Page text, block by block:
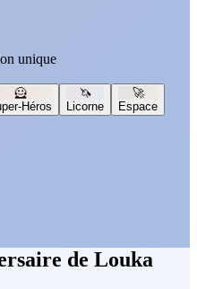
unique
🦸
Héros
🦄
Licorne
🚀
Espace
de Louka